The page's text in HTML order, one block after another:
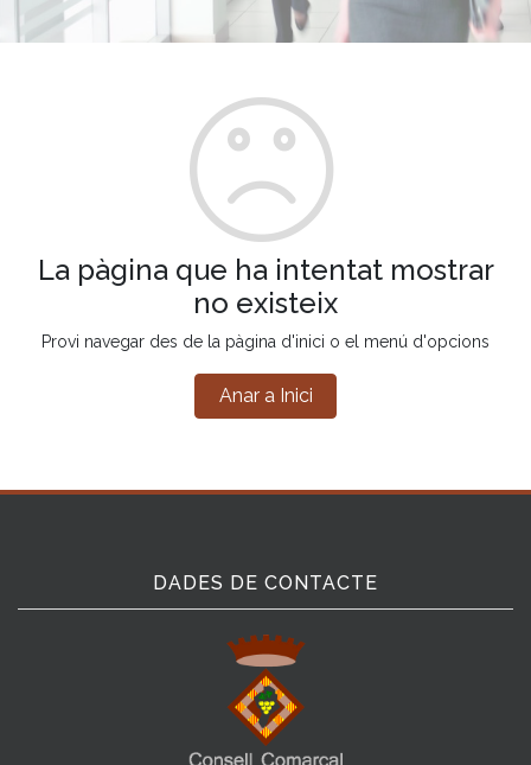
La pàgina que ha intentat mostrar
no existeix
Provi navegar des de la pàgina d'inici o el menú d'opcions
Anar a Inici
DADES DE CONTACTE